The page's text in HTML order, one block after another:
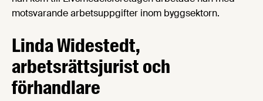
motsvarande arbetsuppgifter inom byggsektorn.
Linda Widestedt,
arbetsrättsjurist och
förhandlare